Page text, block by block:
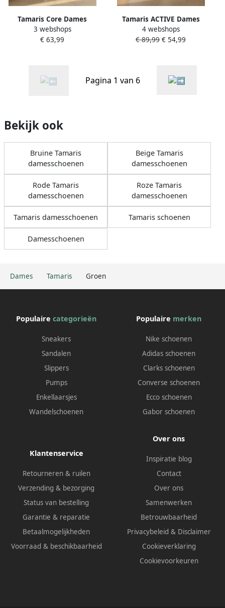
Dames Tamaris Groen
Tamaris Core Dames
Sneakers -groen
3 webshops
€ 63,99
Tamaris ACTIVE Dames
Sneaker 1-23781-45 722
4 webshops
€ 89,99 € 54,99
Pagina 1 van 6
Bekijk ook
Bruine Tamaris
damesschoenen
Beige Tamaris
damesschoenen
Rode Tamaris
damesschoenen
Roze Tamaris
damesschoenen
Tamaris damesschoenen Tamaris schoenen
Damesschoenen
Populaire categorieën
Sneakers
Sandalen
Slippers
Pumps
Enkellaarsjes
Wandelschoenen
Populaire merken
Nike schoenen
Adidas schoenen
Clarks schoenen
Converse schoenen
Ecco schoenen
Gabor schoenen
Klantenservice
Retourneren & ruilen
Verzending & bezorging
Status van bestelling
Garantie & reparatie
Betaalmogelijkheden
Voorraad & beschikbaarheid
Over ons
Inspiratie blog
Contact
Over ons
Samenwerken
Betrouwbaarheid
Privacybeleid & Disclaimer
Cookieverklaring
Cookievoorkeuren